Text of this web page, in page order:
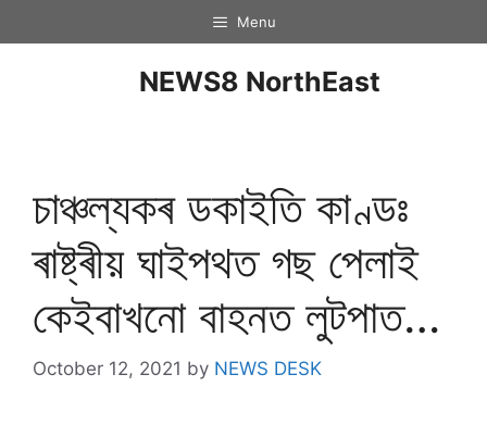
Menu
NEWS8 NorthEast
চাঞ্চল্যকৰ ডকাইতি কাণ্ডঃ
ৰাষ্ট্ৰীয় ঘাইপথত গছ পেলাই
কেইবাখনো বাহনত লুটপাত…
October 12, 2021 by NEWS DESK